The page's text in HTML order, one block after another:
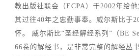
教出版社联会（ECPA）于2002年给
其过往40年之忠勤事奉。威尔斯比于
怀。 威尔斯比“圣经解经系列”（BE
66卷的解经书，是非常完整的解经丛